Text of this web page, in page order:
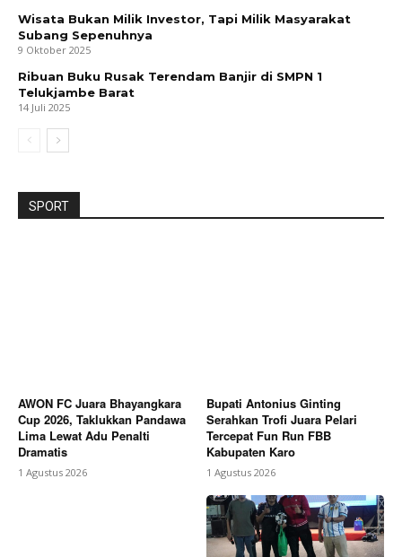
Wisata Bukan Milik Investor, Tapi Milik Masyarakat
Subang Sepenuhnya
9 Oktober 2025
Ribuan Buku Rusak Terendam Banjir di SMPN 1
Telukjambe Barat
14 Juli 2025
SPORT
AWON FC Juara Bhayangkara
Cup 2026, Taklukkan Pandawa
Lima Lewat Adu Penalti
Dramatis
1 Agustus 2026
Bupati Antonius Ginting
Serahkan Trofi Juara Pelari
Tercepat Fun Run FBB
Kabupaten Karo
1 Agustus 2026